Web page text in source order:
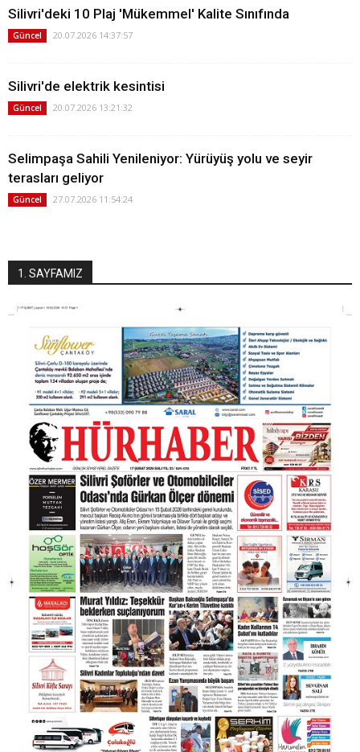
Silivri'deki 10 Plaj 'Mükemmel' Kalite Sınıfında
Güncel 20.07.2026 14:37:57
Silivri'de elektrik kesintisi
Güncel 20.07.2026 13:21:32
Selimpaşa Sahili Yenileniyor: Yürüyüş yolu ve seyir
terasları geliyor
Güncel 27.07.2026 11:54:24
1. SAYFAMIZ